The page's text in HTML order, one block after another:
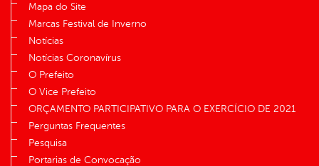
Mapa do Site
Marcas Festival de Inverno
Notícias
Notícias Coronavírus
O Prefeito
O Vice Prefeito
ORÇAMENTO PARTICIPATIVO PARA O EXERCÍCIO DE 2021
Perguntas Frequentes
Pesquisa
Portarias de Convocação